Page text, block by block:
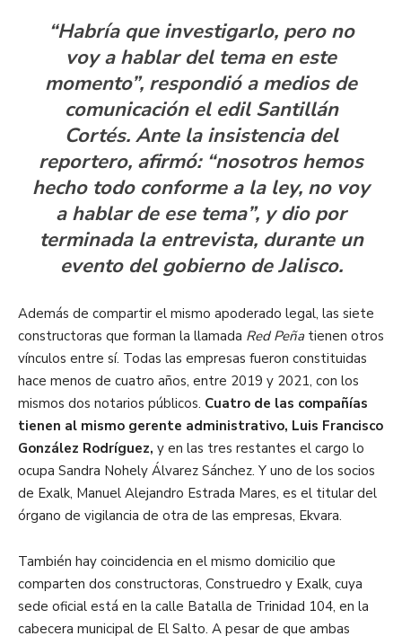
“Habría que investigarlo, pero no
voy a hablar del tema en este
momento”, respondió a medios de
comunicación el edil Santillán
Cortés. Ante la insistencia del
reportero, afirmó: “nosotros hemos
hecho todo conforme a la ley, no voy
a hablar de ese tema”, y dio por
terminada la entrevista, durante un
evento del gobierno de Jalisco.
Además de compartir el mismo apoderado legal, las siete
constructoras que forman la llamada Red Peñatienen otros
vínculos entre sí. Todas las empresas fueron constituidas
hace menos de cuatro años, entre 2019 y 2021, con los
mismos dos notarios públicos. Cuatro de las compañías
tienen al mismo gerente administrativo, Luis Francisco
González Rodríguez, y en las tres restantes el cargo lo
ocupa Sandra Nohely Álvarez Sánchez. Y uno de los socios
de Exalk, Manuel Alejandro Estrada Mares, es el titular del
órgano de vigilancia de otra de las empresas, Ekvara.
También hay coincidencia en el mismo domicilio que
comparten dos constructoras, Construedro y Exalk, cuya
sede oficial está en la calle Batalla de Trinidad 104, en la
cabecera municipal de El Salto. A pesar de que ambas